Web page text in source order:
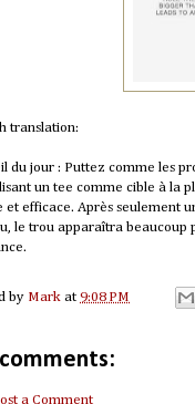
translation:
du jour : Puttez comme les
un tee comme cible à la
et efficace. Après seulement
le trou apparaîtra beaucoup
by Mark at 9:08 PM
a Comment